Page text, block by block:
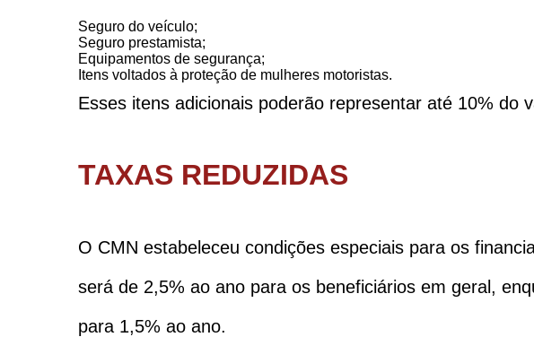
Seguro do veículo;
Seguro prestamista;
Equipamentos de segurança;
Itens voltados à proteção de mulheres motoristas.
Esses itens adicionais poderão representar até 10% do
TAXAS REDUZIDAS
O CMN estabeleceu condições especiais para os
será de 2,5% ao ano para os beneficiários em geral,
para 1,5% ao ano.